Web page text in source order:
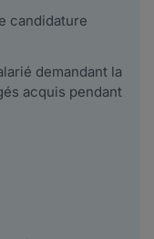
candidature
demandant la
acquis pendant